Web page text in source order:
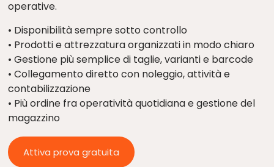
operative.
• Disponibilità sempre sotto controllo
• Prodotti e attrezzatura organizzati in modo chiaro
• Gestione più semplice di taglie, varianti e barcode
• Collegamento diretto con noleggio, attività e
contabilizzazione
• Più ordine fra operatività quotidiana e gestione del
magazzino
Attiva prova gratuita